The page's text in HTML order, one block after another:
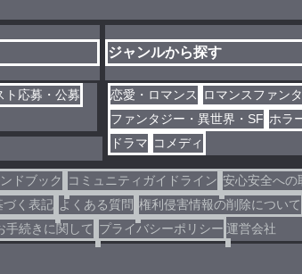
ト応募・公募
ジャンルから探す
恋愛・ロマンス
ロマンスファン
ファンタジー・異世界・SF ホラ
ドラマ コメディ
ドブック コミュニティガイドライン 安心安全への
づく表記 よくある質問 権利侵害情報の削除について
手続きに関して プライバシーポリシー 運営会社